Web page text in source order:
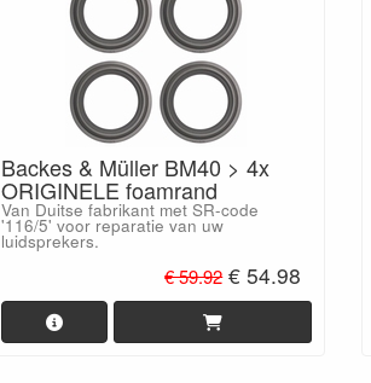
Backes & Müller BM40 > 4x
ORIGINELE foamrand
Van Duitse fabrikant met SR-code
'116/5' voor reparatie van uw
luidsprekers.
€ 59.92 € 54.98